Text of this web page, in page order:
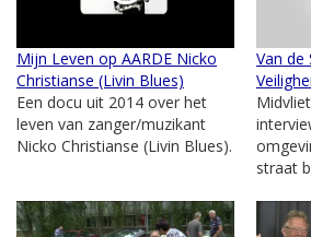
Mijn Leven op AARDE Nicko
Christianse (Livin Blues)
Een docu uit 2014 over het
leven van zanger/muzikant
Nicko Christianse (Livin Blues).
Van de
straat